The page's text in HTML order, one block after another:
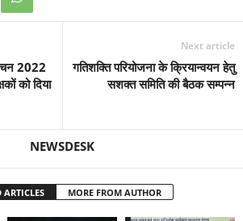
2022
को दिया
Next article
गतिशक्ति परियोजना के क्रियान्वयन हेतु
सशक्त समिति की बैठक सम्पन्न
NEWSDESK
ARTICLES MORE FROM AUTHOR